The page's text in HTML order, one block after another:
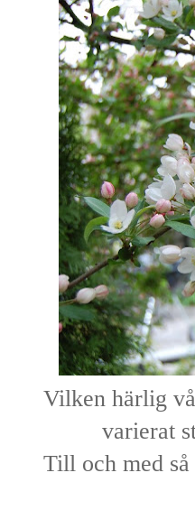
Vilken härlig
varierat
Till och med